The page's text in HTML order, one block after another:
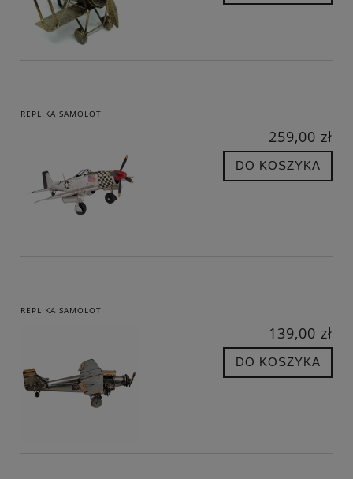
REPLIKA SAMOLOT
259,00 zł
DO KOSZYKA
REPLIKA SAMOLOT
139,00 zł
DO KOSZYKA